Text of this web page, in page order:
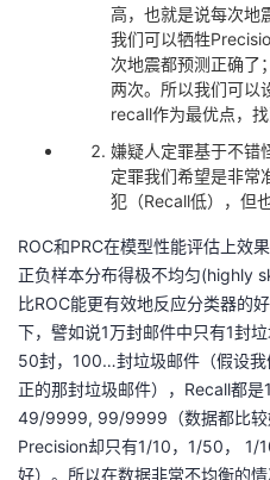
高，也就是说每次地
我们可以牺牲
次地震都预测正确了
两次。所以我们可以
recall作为最优点，
嫌疑人定罪基于不错
定罪我们希望是非常
犯（Recall低），但
ROC和PRC在模型性能评估上效
正负样本分布得极不均匀(highly
比ROC能更有效地反应分类器的
下，譬如说1万封邮件中只有1封
50封，100…封垃圾邮件（假设
正的那封垃圾邮件），Recall都
49/9999, 99/9999（数据都比较
Precision却只有1/10，1/50， 1/
好）。所以在数据非常不均衡的